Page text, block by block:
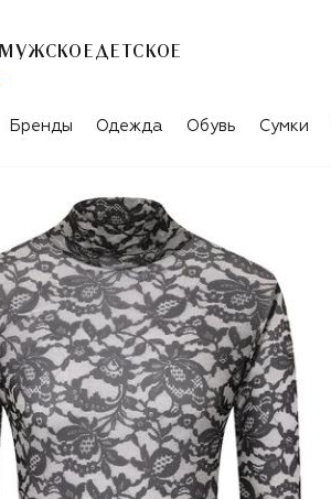
МУЖСКОЕ ДЕТСКОЕ
Бренды Одежда Обувь Сумки